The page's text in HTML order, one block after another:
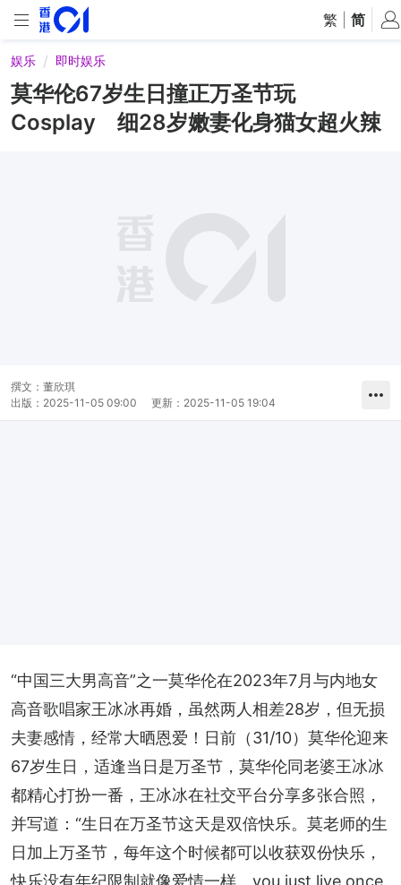
繁 简
娱乐 即时娱乐
莫华伦67岁生日撞正万圣节玩
Cosplay 细28岁嫩妻化身猫女超火辣
撰文： 董欣琪
出版： 2025-11-05 09:00 更新： 2025-11-05 19:04
“中国三大男高音”之一莫华伦在2023年7月与内地女
高音歌唱家王冰冰再婚，虽然两人相差28岁，但无损
夫妻感情，经常大晒恩爱！日前（31/10）莫华伦迎来
67岁生日，适逢当日是万圣节，莫华伦同老婆王冰冰
都精心打扮一番，王冰冰在社交平台分享多张合照，
并写道：“生日在万圣节这天是双倍快乐。莫老师的生
日加上万圣节，每年这个时候都可以收获双份快乐，
快乐没有年纪限制就像爱情一样。you just live once.